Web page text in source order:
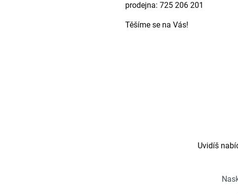
prodejna: 725 206 201
Těšíme se na Vás!
Uvidíš